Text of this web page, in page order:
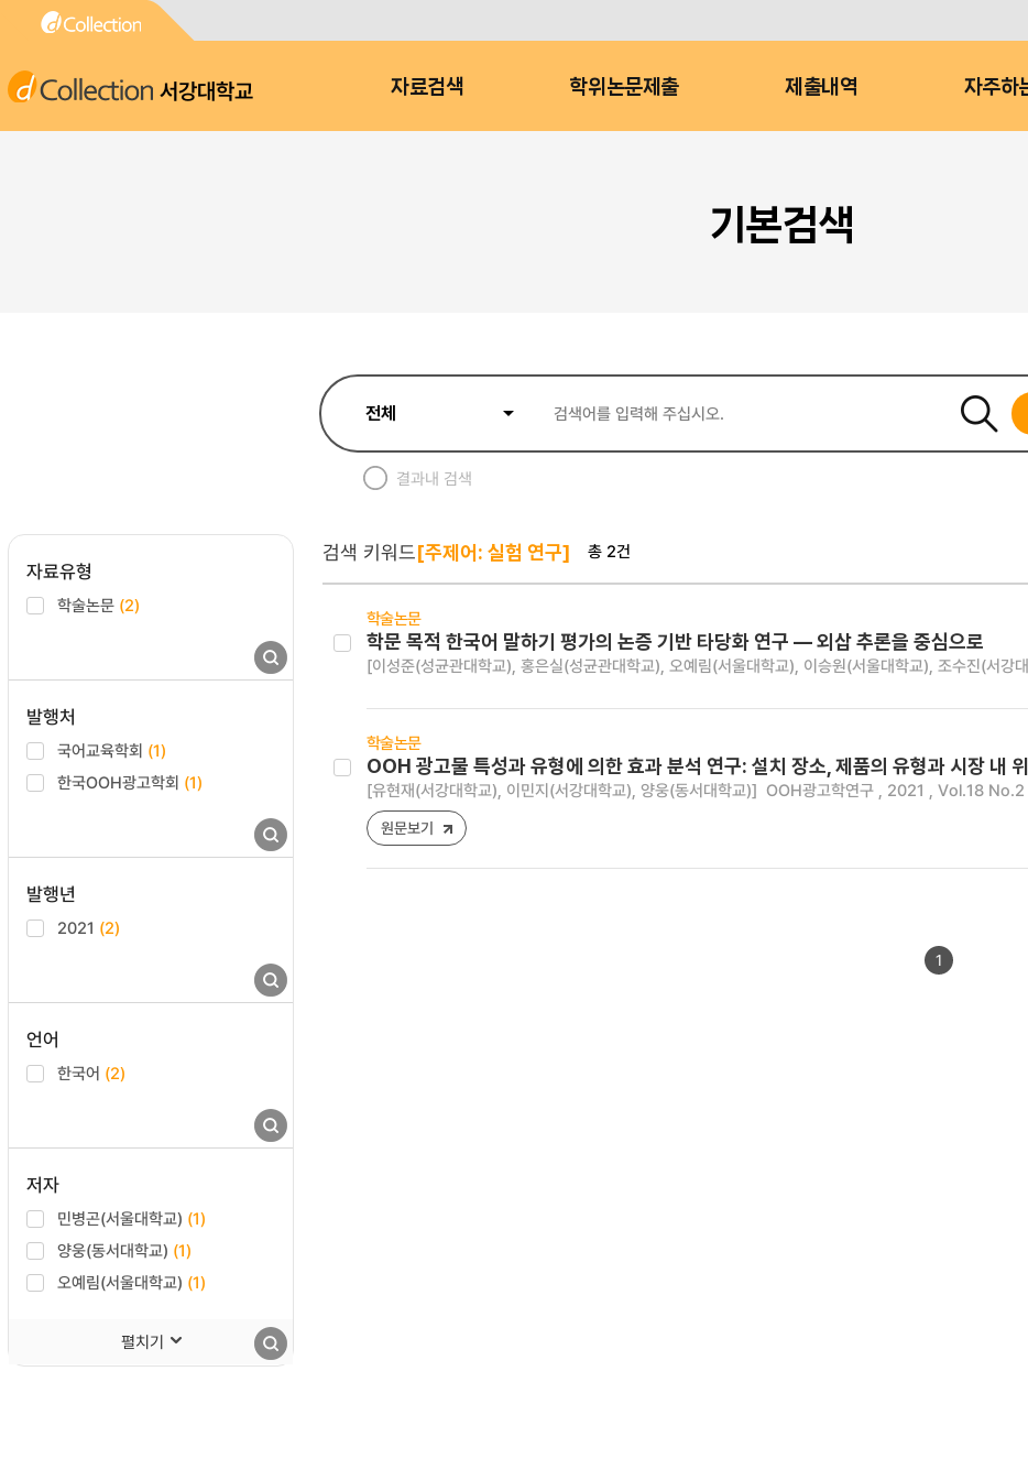
서강대학교 자료검색 학위논문제출 제출내역 자주하
기본검색
결과내 검색
자료유형
학술논문 (2)
발행처
국어교육학회 (1)
한국OOH광고학회 (1)
발행년
2021 (2)
언어
한국어 (2)
저자
민병곤(서울대학교) (1)
양웅(동서대학교) (1)
오예림(서울대학교) (1)
펼치기
검색 키워드[주제어: 실험 연구] 총 2건
학술논문
학문 목적 한국어 말하기 평가의 논증 기반 타당화 연구 — 외삽 추론을 중심으로
[이성준(성균관대학교), 홍은실(성균관대학교), 오예림(서울대학교), 이승원(서울대학교), 조수진(서강
학술논문
OOH 광고물 특성과 유형에 의한 효과 분석 연구: 설치 장소, 제품의 유형과 시장 내
[유현재(서강대학교), 이민지(서강대학교), 양웅(동서대학교)] OOH광고학연구 , 2021 , Vol.18
원문보기
1